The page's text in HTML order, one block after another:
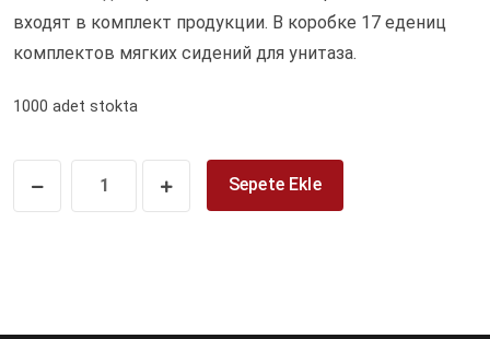
входят в комплект продукции. В коробке 17 едениц
комплектов мягких сидений для унитаза.
1000 adet stokta
Sepete Ekle